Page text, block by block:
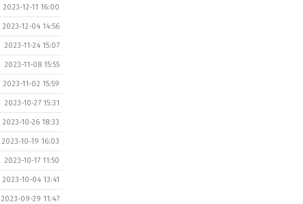
2023-12-11 16:00
2023-12-04 14:56
2023-11-24 15:07
2023-11-08 15:55
2023-11-02 15:59
2023-10-27 15:31
2023-10-26 18:33
2023-10-19 16:03
2023-10-17 11:50
2023-10-04 13:41
2023-09-29 11:47